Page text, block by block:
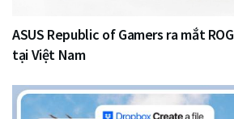
ASUS Republic of Gamers ra mắt
tại Việt Nam